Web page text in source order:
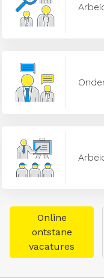
Online
ontstane
vacatures